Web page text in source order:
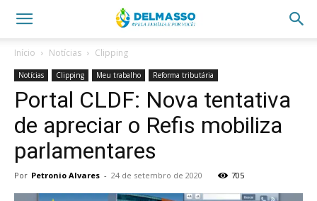
Início Notícias Clipping
Notícias Clipping Meu trabalho Reforma tributária
Portal CLDF: Nova tentativa
de apreciar o Refis mobiliza
parlamentares
Por Petronio Alvares - 24 de setembro de 2020 705